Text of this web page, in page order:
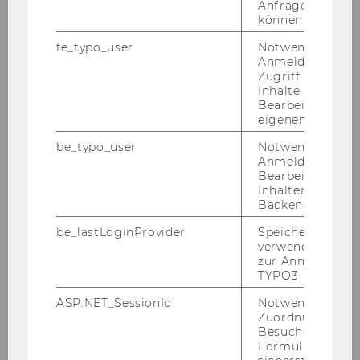
Anfrage
können.
fe_typo_user
Notwendig für
Anmeldung und
Zugriff auf
Inhalte oder zur
Bearbeitung des
eigenen Profils.
be_typo_user
Notwendig für
Anmeldung und
Bearbeitung von
Inhalten im
Backend.
be_lastLoginProvider
Speichert die
verwendete
zur Anmeldung
TYPO3-Backend.
ASP.NET_SessionId
Notwendig, um
Zuordnung von
Besucher zu